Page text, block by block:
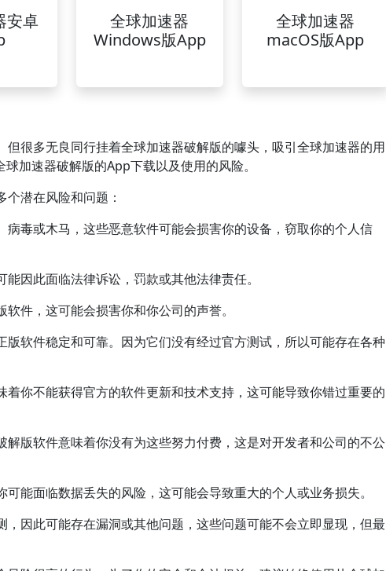
安卓
全球加速器
Windows版App
全球加速器
macOS版App
很多无良同行挂着全球加速器破解版的噱头，吸引全球加速器的用
加速器破解版的App下载以及使用的风险。
潜在风险和问题：
病毒或木马，这些恶意软件可能会损害你的设备，窃取你的个人信
因此面临法律诉讼，罚款或其他法律责任。
件，这可能会损害你和你公司的声誉。
版软件稳定和可靠。因为它们没有经过官方测试，所以可能存在各种
着你不能获得官方的软件更新和技术支持，这可能导致你错过重要的
版软件意味着你没有为这些努力付费，这是对开发者和公司的不公
能面临数据丢失的风险，这可能会导致重大的个人或业务损失。
，因此可能存在漏洞或其他问题，这些问题可能不会立即显现，但最